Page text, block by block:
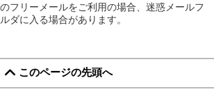
フリーメールをご利用の場合、迷惑メールフ
ダに入る場合があります。
このページの先頭へ